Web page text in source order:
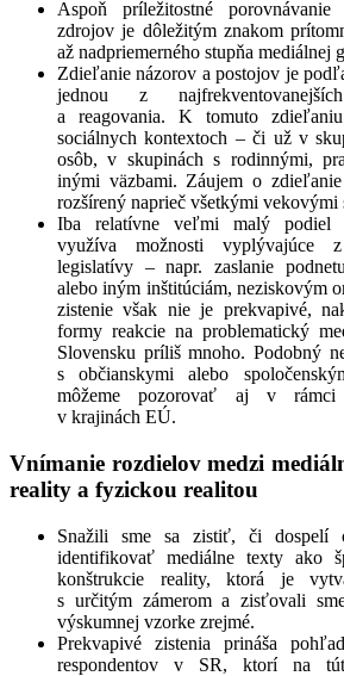
Aspoň príležitostné
zdrojov je dôležitým znakom
až nadpriemerného stupňa mediálnej
Zdieľanie názorov a postojov je
jednou z
a reagovania. K tomuto
sociálnych kontextoch – či už v
osôb, v skupinách s rodinnými,
inými väzbami. Záujem o
rozšírený naprieč všetkými vekovými
Iba relatívne veľmi malý podiel
využíva možnosti vyplývajúce
legislatívy – napr. zaslanie
alebo iným inštitúciám, neziskovým
zistenie však nie je prekvapivé,
formy reakcie na problematický
Slovensku príliš mnoho. Podobný
s občianskymi alebo
môžeme pozorovať aj v rámci
v krajinách EÚ.
Vnímanie rozdielov medzi
reality a fyzickou realitou
Snažili sme sa zistiť, či dospelí
identifikovať mediálne texty ako
konštrukcie reality, ktorá je
s určitým zámerom a zisťovali
výskumnej vzorke zrejmé.
Prekvapivé zistenia prináša
respondentov v SR, ktorí na